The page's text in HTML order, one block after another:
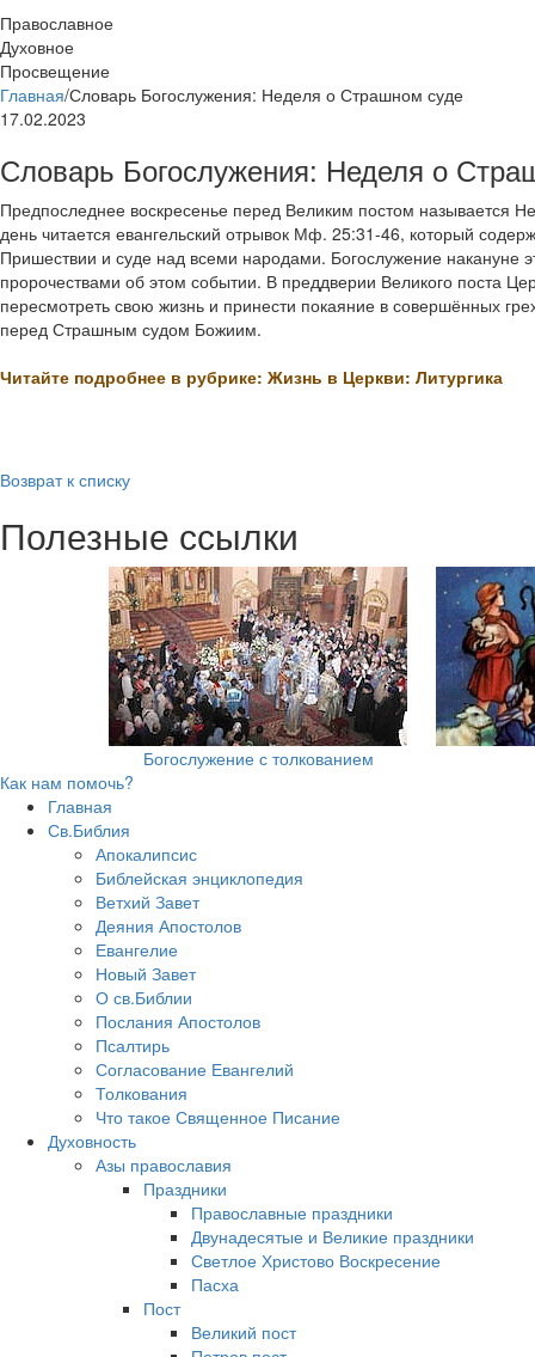
Православное
Духовное
Просвещение
Главная/Словарь Богослужения: Неделя о Страшном суде
17.02.2023
Словарь Богослужения: Неделя о
Предпоследнее воскресенье перед Великим постом называется
день читается евангельский отрывок Мф. 25:31-46, который
Пришествии и суде над всеми народами. Богослужение накануне
пророчествами об этом событии. В преддверии Великого поста
пересмотреть свою жизнь и принести покаяние в совершённых
перед Страшным судом Божиим.
Читайте подробнее в рубрике: Жизнь в Церкви: Литургика
Возврат к списку
Полезные ссылки
Богослужение с толкованием
Как нам помочь?
Главная
Св.Библия
Апокалипсис
Библейская энциклопедия
Ветхий Завет
Деяния Апостолов
Евангелие
Новый Завет
О св.Библии
Послания Апостолов
Псалтирь
Согласование Евангелий
Толкования
Что такое Священное Писание
Духовность
Азы православия
Праздники
Православные праздники
Двунадесятые и Великие праздники
Светлое Христово Воскресение
Пасха
Пост
Великий пост